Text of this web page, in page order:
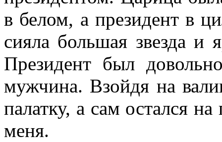
в белом, а президент в
сияла большая звезда и
Президент был
мужчина. Взойдя на
палатку, а сам остался
меня.